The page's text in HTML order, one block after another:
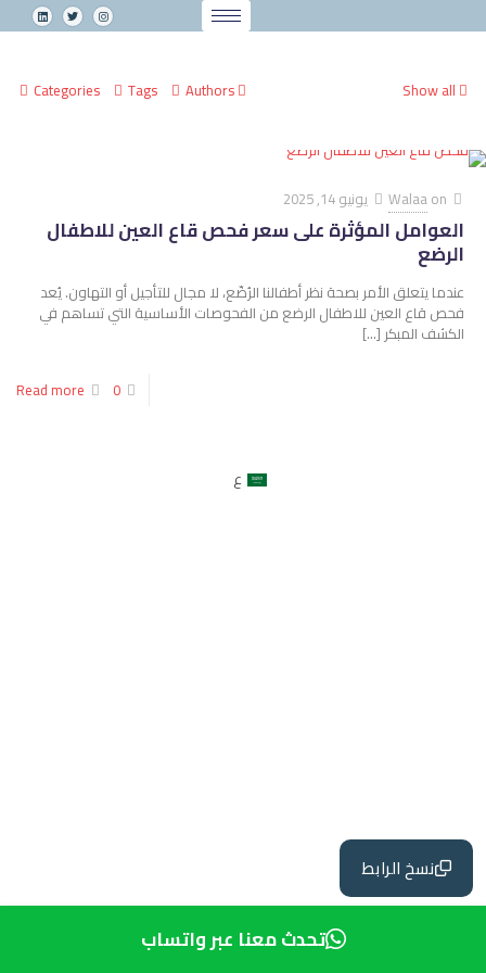
نسخ الرابط
تحدث معنا عبر واتساب
Categories Tags Authors Show all
Walaaon يونيو 14, 2025
العوامل المؤثرة على سعر فحص قاع العين للاطفال
الرضع
عندما يتعلق الأمر بصحة نظر أطفالنا الرُضّع، لا مجال للتأجيل أو التهاون. يُعد
فحص قاع العين للاطفال الرضع من الفحوصات الأساسية التي تساهم في
الكشف المبكر […]
0
Read more
ع